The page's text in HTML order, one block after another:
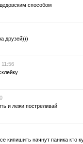
способом
друзей)))
11:56
и лежи постреливай
кипишить начнут паника кто